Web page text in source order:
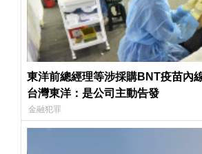
東洋前總經理等涉採購BNT疫苗內
台灣東洋：是公司主動告發
金融犯罪